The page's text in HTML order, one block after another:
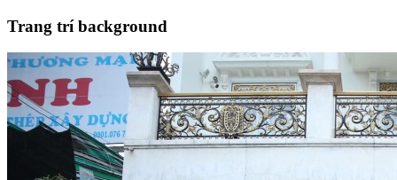
Trang trí background